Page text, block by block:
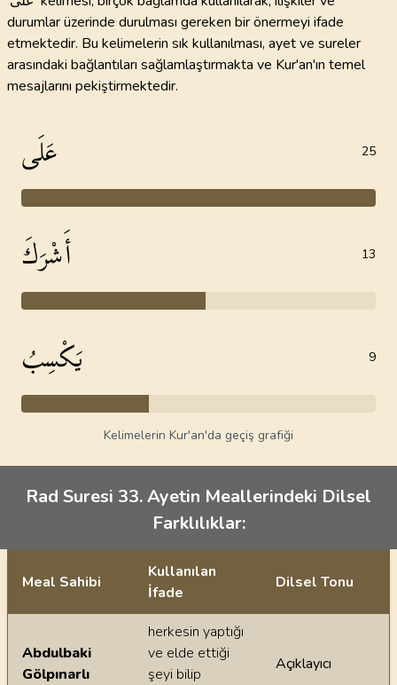
durumlar üzerinde durulması gereken bir önermeyi ifade
etmektedir. Bu kelimelerin sık kullanılması, ayet ve sureler
arasındaki bağlantıları sağlamlaştırmakta ve Kur'an'ın temel
mesajlarını pekiştirmektedir.
عَلَى 25
أَشْرَكَ 13
يَكْسِبُ 9
Kelimelerin Kur'an'da geçiş grafiği
Rad Suresi 33. Ayetin Meallerindeki Dilsel
Farklılıklar:
Ayetin meallerindeki dilsel farklılıklar
Meal Sahibi
Kullanılan
İfade
Dilsel Tonu
Abdulbaki
Gölpınarlı
herkesin yaptığı
ve elde ettiği
şeyi bilip
Açıklayıcı